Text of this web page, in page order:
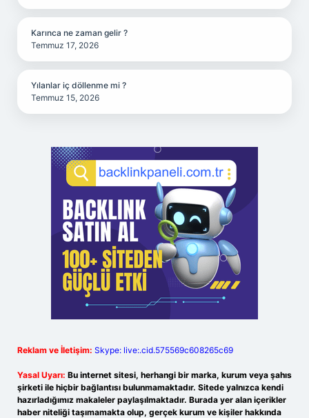
Karınca ne zaman gelir ?
Temmuz 17, 2026
Yılanlar iç döllenme mi ?
Temmuz 15, 2026
Reklam ve İletişim: Skype: live:.cid.575569c608265c69
Yasal Uyarı: Bu internet sitesi, herhangi bir marka, kurum veya şahıs
şirketi ile hiçbir bağlantısı bulunmamaktadır. Sitede yalnızca kendi
hazırladığımız makaleler paylaşılmaktadır. Burada yer alan içerikler
haber niteliği taşımamakta olup, gerçek kurum ve kişiler hakkında